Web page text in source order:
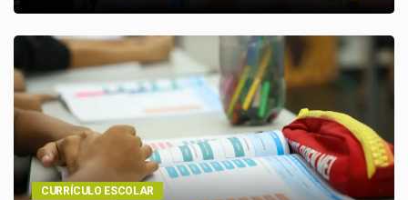
CURRÍCULO ESCOLAR